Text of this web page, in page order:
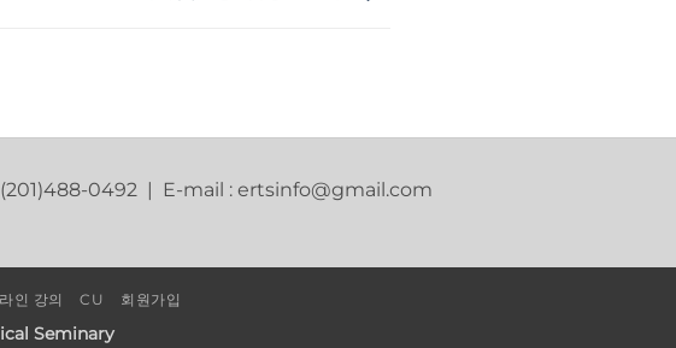
(201)488-0492 | E-mail : ertsinfo@gmail.com
인 강의 CU 회원가입
Seminary